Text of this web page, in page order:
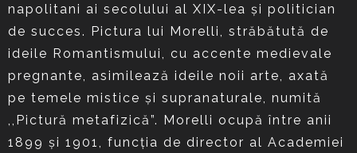
napolitani ai secolului al XIX-lea şi politician
de succes. Pictura lui Morelli, străbătută de
ideile Romantismului, cu accente medievale
pregnante, asimilează ideile noii arte, axată
pe temele mistice şi supranaturale, numită
,,Pictură metafizică”. Morelli ocupă între anii
1899 şi 1901, funcţia de director al Academiei